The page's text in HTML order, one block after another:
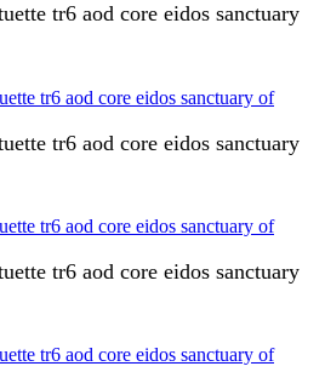
tr6 aod core eidos sanctuary
tr6 aod core eidos sanctuary
tr6 aod core eidos sanctuary